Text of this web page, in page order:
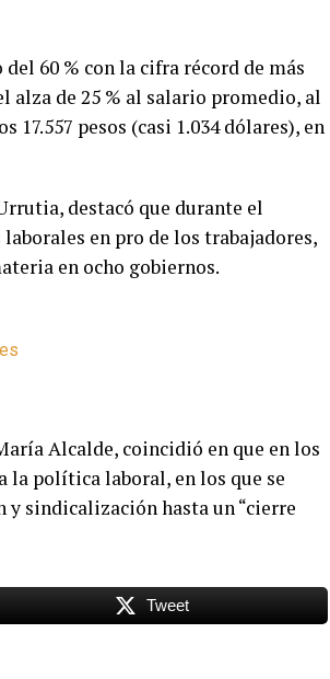
60 % con la cifra récord de más
alza de 25 % al salario promedio, al
17.557 pesos (casi 1.034 dólares), en
destacó que durante el
en pro de los trabajadores,
en ocho gobiernos.
Alcalde, coincidió en que en los
la política laboral, en los que se
sindicalización hasta un “cierre
Tweet